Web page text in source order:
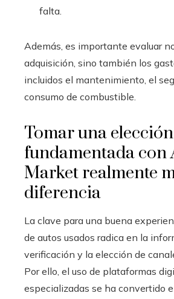
falta.
Además, es importante evaluar
adquisición, sino también los
incluidos el mantenimiento, el
consumo de combustible.
Tomar una
fundamentada con
Market realmente
diferencia
La clave para una buena
de autos usados radica en la
verificación y la elección de
Por ello, el uso de plataformas
especializadas se ha convertido